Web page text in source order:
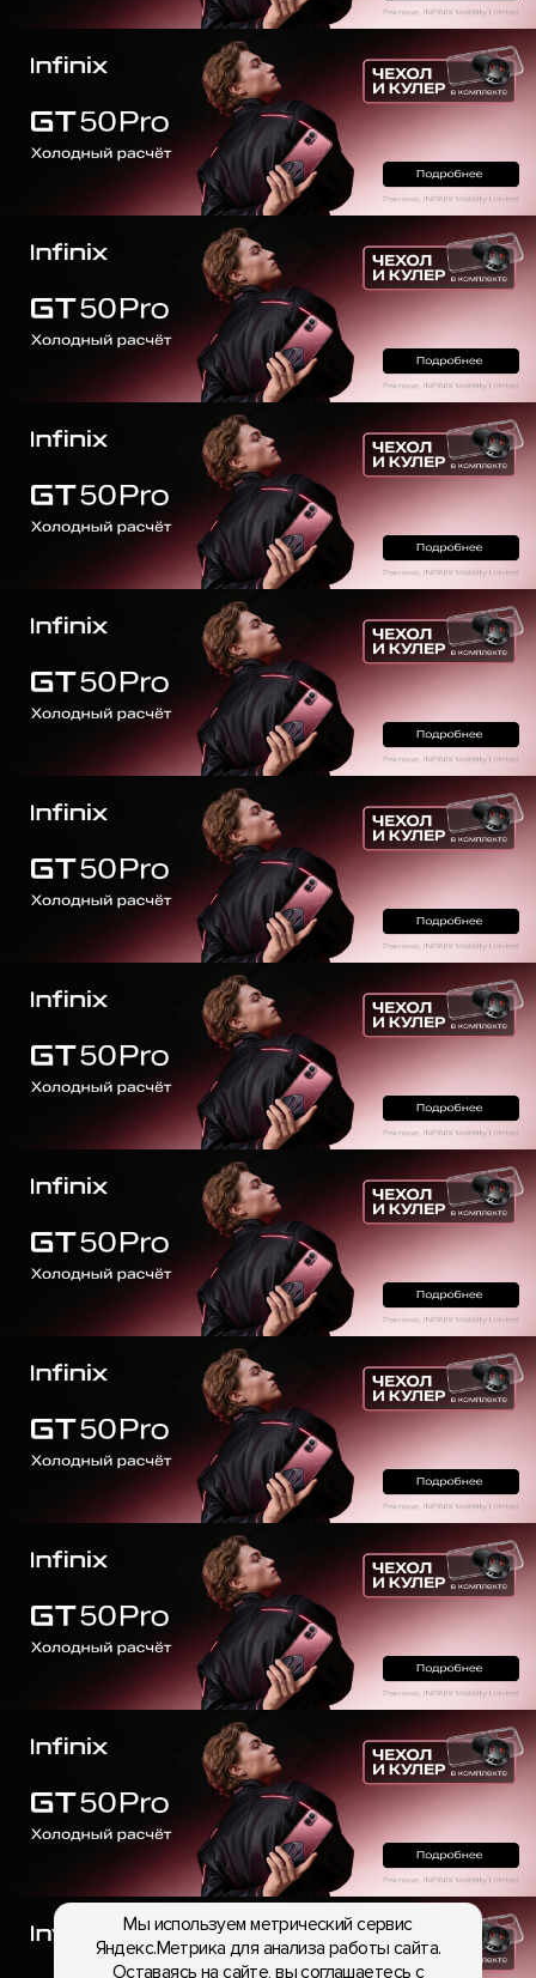
Мы используем метрический сервис
Яндекс.Метрика для анализа работы сайта.
Оставаясь на сайте, вы соглашаетесь с